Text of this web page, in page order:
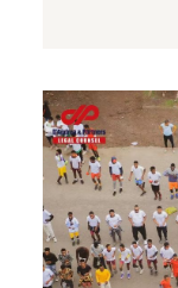
la
imprese